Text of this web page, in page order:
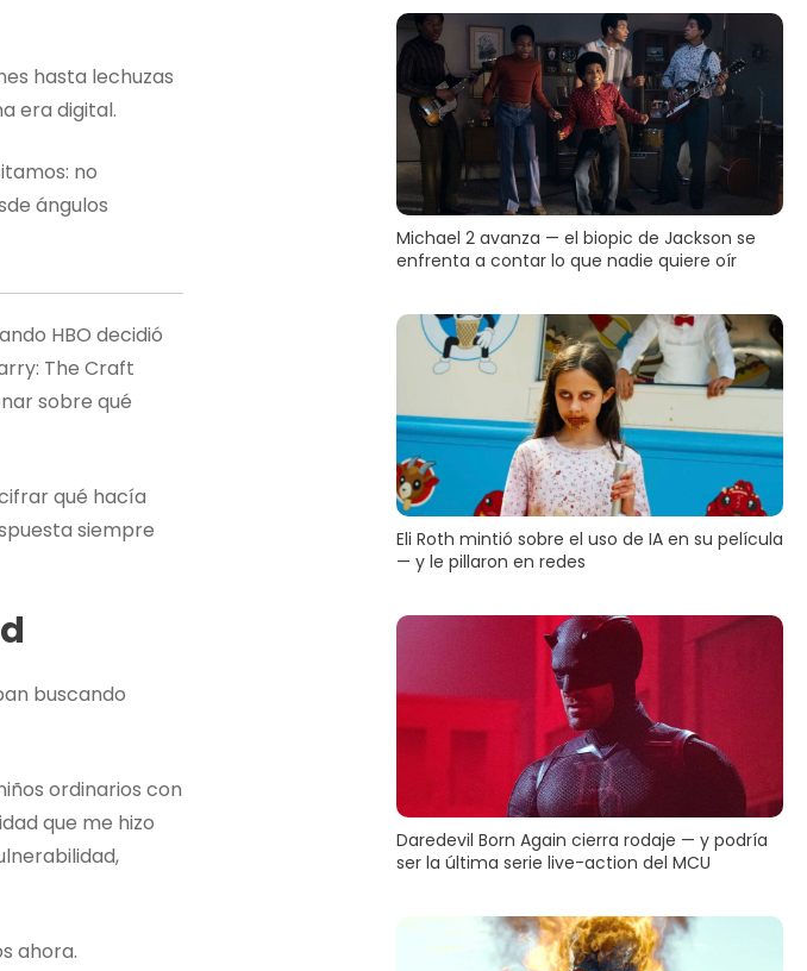
hasta lechuzas
era digital.
no
ángulos
HBO decidió
The Craft
sobre qué
qué hacía
siempre
buscando
ordinarios con
que me hizo
ahora.
Michael 2 avanza — el biopic de Jackson se
enfrenta a contar lo que nadie quiere oír
Eli Roth mintió sobre el uso de IA en su película
— y le pillaron en redes
Daredevil Born Again cierra rodaje — y podría
ser la última serie live-action del MCU